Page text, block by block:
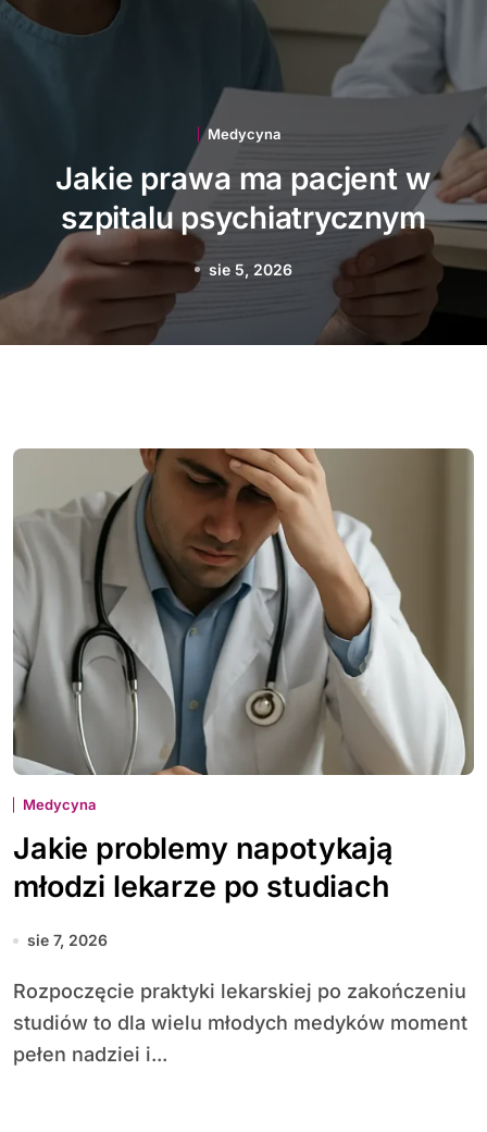
Medycyna
Jakie innowacje
technologiczne wspierają
polską medycynę
sie 3, 2026
Medycyna
Jakie problemy napotykają
młodzi lekarze po studiach
sie 7, 2026
Rozpoczęcie praktyki lekarskiej po zakończeniu
studiów to dla wielu młodych medyków moment
pełen nadziei i...